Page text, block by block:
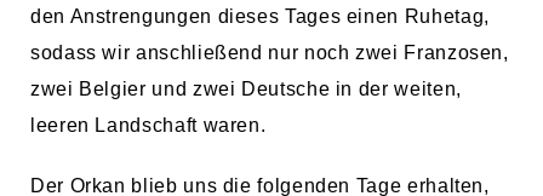
den Anstrengungen dieses Tages einen Ruhetag,
sodass wir anschließend nur noch zwei Franzosen,
zwei Belgier und zwei Deutsche in der weiten,
leeren Landschaft waren.
Der Orkan blieb uns die folgenden Tage erhalten,